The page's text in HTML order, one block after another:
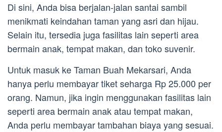
Di sini, Anda bisa berjalan-jalan santai sambil
menikmati keindahan taman yang asri dan hijau.
Selain itu, tersedia juga fasilitas lain seperti area
bermain anak, tempat makan, dan toko suvenir.
Untuk masuk ke Taman Buah Mekarsari, Anda
hanya perlu membayar tiket seharga Rp 25.000 per
orang. Namun, jika ingin menggunakan fasilitas lain
seperti area bermain anak atau tempat makan,
Anda perlu membayar tambahan biaya yang sesuai.